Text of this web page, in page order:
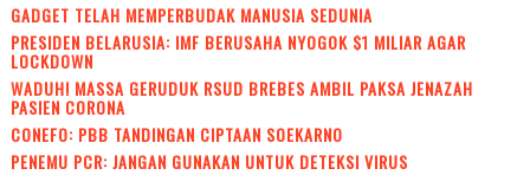
GADGET TELAH MEMPERBUDAK MANUSIA SEDUNIA
PRESIDEN BELARUSIA: IMF BERUSAHA NYOGOK $1 MILIAR AGAR
LOCKDOWN
WADUH! MASSA GERUDUK RSUD BREBES AMBIL PAKSA JENAZAH
PASIEN CORONA
CONEFO: PBB TANDINGAN CIPTAAN SOEKARNO
PENEMU PCR: JANGAN GUNAKAN UNTUK DETEKSI VIRUS